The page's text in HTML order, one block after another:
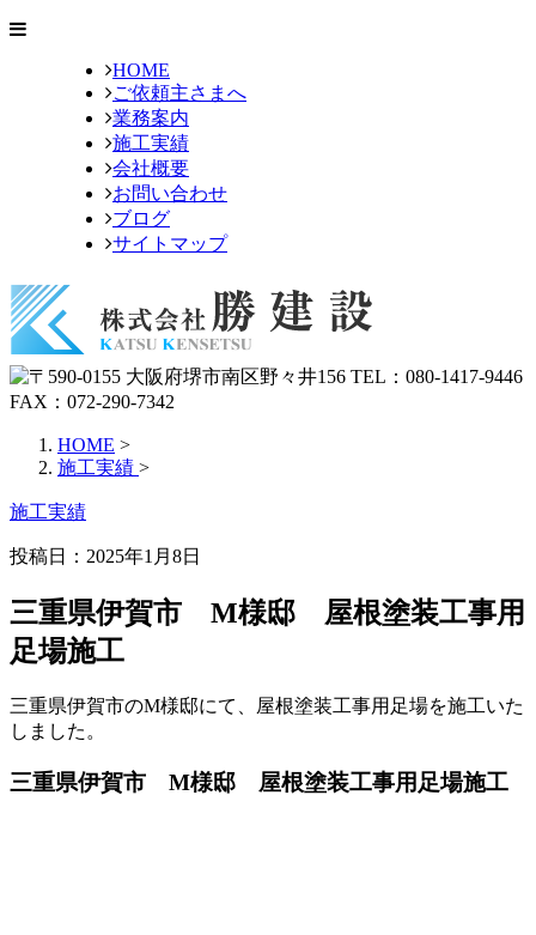
HOME
ご依頼主さまへ
業務案内
施工実績
会社概要
お問い合わせ
ブログ
サイトマップ
HOME >
施工実績 >
施工実績
投稿日：2025年1月8日
三重県伊賀市 M様邸 屋根塗装工事用
足場施工
三重県伊賀市のM様邸にて、屋根塗装工事用足場を施工いた
しました。
三重県伊賀市 M様邸 屋根塗装工事用足場施工